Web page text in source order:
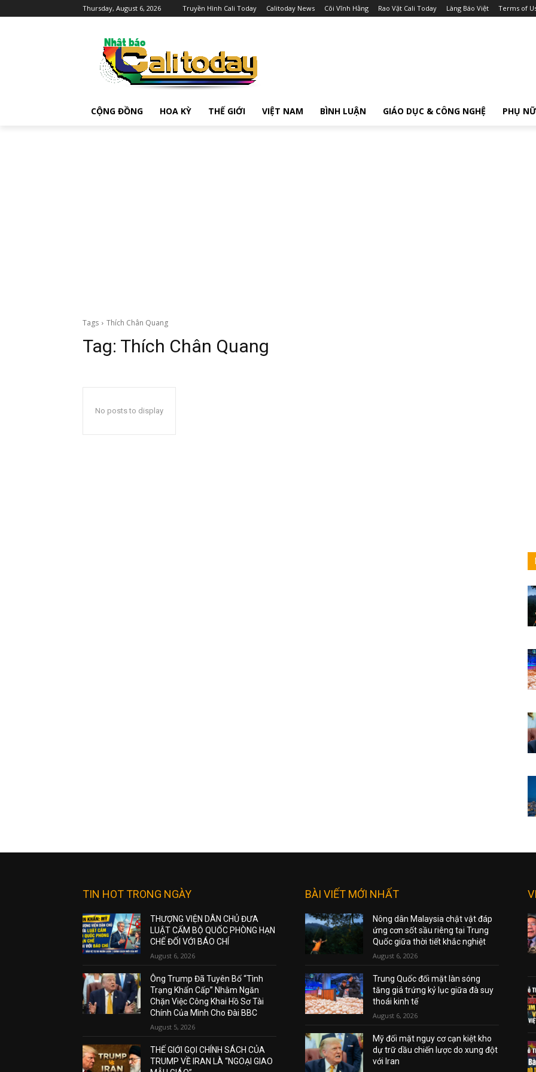
Thursday, August 6, 2026 Truyền Hình Cali Today Calitoday News Cõi Vĩnh Hằng Rao Vặt Cali Today Làng Báo Việt Terms of
CỘNG ĐỒNG HOA KỲ THẾ GIỚI VIỆT NAM BÌNH LUẬN GIÁO DỤC & CÔNG NGHỆ PHỤ NỮ
Tags Thích Chân Quang
Tag: Thích Chân Quang
No posts to display
TIN HOT TRONG NGÀY
THƯỢNG VIỆN DÂN CHỦ ĐƯA
LUẬT CẤM BỘ QUỐC PHÒNG HẠN
CHẾ ĐỐI VỚI BÁO CHÍ
August 6, 2026
Ông Trump Đã Tuyên Bố “Tình
Trạng Khẩn Cấp” Nhằm Ngăn
Chặn Việc Công Khai Hồ Sơ Tài
Chính Của Mình Cho Đài BBC
August 5, 2026
THẾ GIỚI GỌI CHÍNH SÁCH CỦA
TRUMP VỀ IRAN LÀ “NGOẠI GIAO
BÀI VIẾT MỚI NHẤT
Nông dân Malaysia chật vật đáp
ứng cơn sốt sầu riêng tại Trung
Quốc giữa thời tiết khắc nghiệt
August 6, 2026
Trung Quốc đối mặt làn sóng
tăng giá trứng kỷ lục giữa đà suy
thoái kinh tế
August 6, 2026
Mỹ đối mặt nguy cơ cạn kiệt kho
dự trữ dầu chiến lược do xung đột
với Iran